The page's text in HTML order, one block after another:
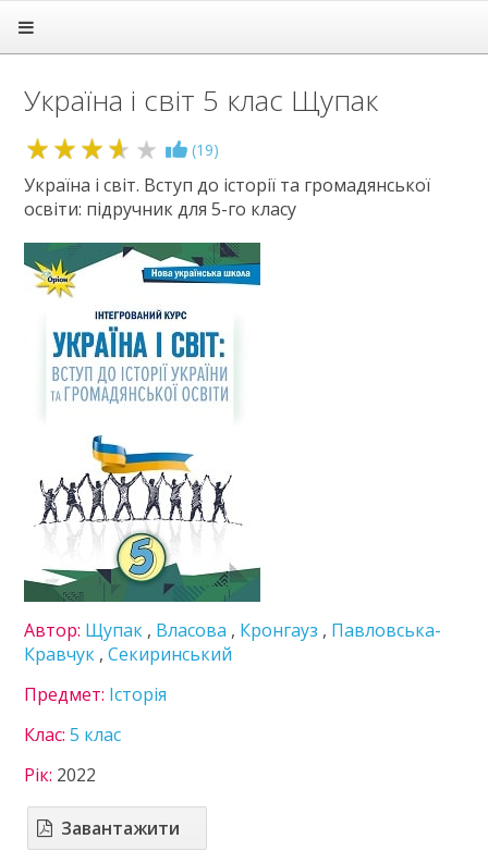
Підручники
1 клас
2 клас
3 клас
4 клас
5 клас
Англійська мова
Етика
Зарубіжна література
Здоров'я
Інформатика
Іспанська мова
Історія
Література
Математика
Мистецтво
Мови нац. меншин
Німецька мова
Пізнаємо природу
Технології
Українська література
Французька мова
6 клас
7 клас
9 клас
10 клас
ГДЗ
Україна і світ 5 клас Щупак
3.6 (19)
Україна і світ. Вступ до історії та громадянської
освіти: підручник для 5-го класу
Автор: Щупак , Власова , Кронгауз , Павловська-
Кравчук ,Секиринський
Предмет: Історія
Клас:5 клас
Рік: 2022
Завантажити